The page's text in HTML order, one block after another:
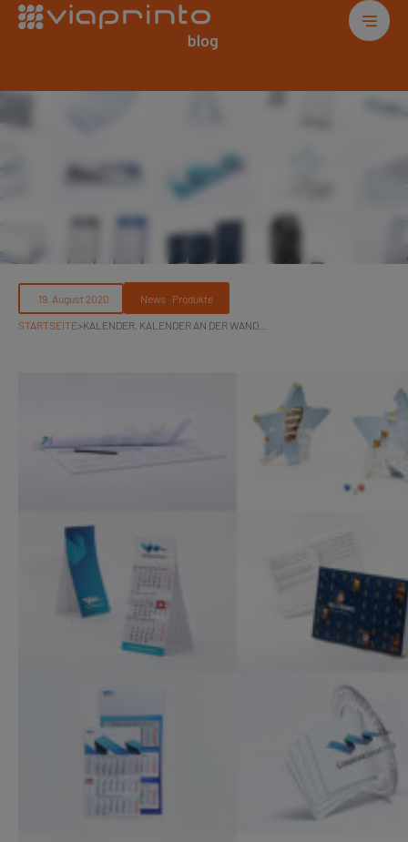
News , Produkte
STARTSEITE>KALENDER, KALENDER AN DER WAND…